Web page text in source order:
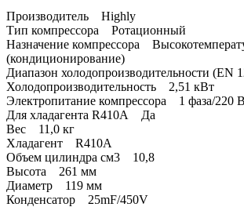
Производитель Highly
Тип компрессора Ротационный
Назначение компрессора
(кондиционирование)
Диапазон холодопроизводительности
Холодопроизводительность 2,51 кВт
Электропитание компрессора 1 фаза/220
Для хладагента R410A Да
Вес 11,0 кг
Хладагент R410A
Объем цилиндра см3 10,8
Высота 261 мм
Диаметр 119 мм
Конденсатор 25mF/450V